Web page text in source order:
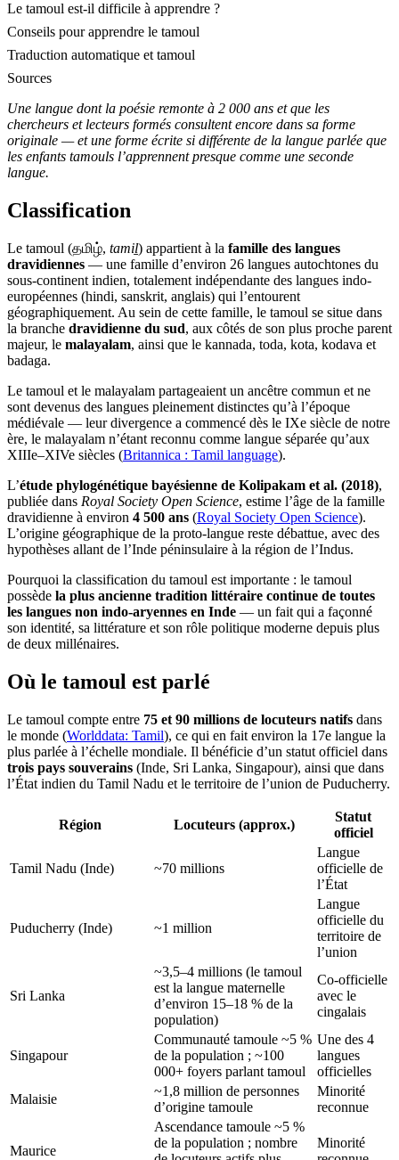
Le tamoul est-il difficile à apprendre ?
Conseils pour apprendre le tamoul
Traduction automatique et tamoul
Sources
Une langue dont la poésie remonte à 2 000 ans et que les
chercheurs et lecteurs formés consultent encore dans sa forme
originale — et une forme écrite si différente de la langue parlée que
les enfants tamouls l’apprennent presque comme une seconde
langue.
Classification
Le tamoul (தமிழ், tamiḻ) appartient à la famille des langues
dravidiennes — une famille d’environ 26 langues autochtones du
sous-continent indien, totalement indépendante des langues indo-
européennes (hindi, sanskrit, anglais) qui l’entourent
géographiquement. Au sein de cette famille, le tamoul se situe dans
la branche dravidienne du sud, aux côtés de son plus proche parent
majeur, le malayalam, ainsi que le kannada, toda, kota, kodava et
badaga.
Le tamoul et le malayalam partageaient un ancêtre commun et ne
sont devenus des langues pleinement distinctes qu’à l’époque
médiévale — leur divergence a commencé dès le IXe siècle de notre
ère, le malayalam n’étant reconnu comme langue séparée qu’aux
XIIIe–XIVe siècles (Britannica : Tamil language).
L’étude phylogénétique bayésienne de Kolipakam et al. (2018),
publiée dans Royal Society Open Science, estime l’âge de la famille
dravidienne à environ 4 500 ans (Royal Society Open Science).
L’origine géographique de la proto-langue reste débattue, avec des
hypothèses allant de l’Inde péninsulaire à la région de l’Indus.
Pourquoi la classification du tamoul est importante : le tamoul
possède la plus ancienne tradition littéraire continue de toutes
les langues non indo-aryennes en Inde — un fait qui a façonné
son identité, sa littérature et son rôle politique moderne depuis plus
de deux millénaires.
Où le tamoul est parlé
Le tamoul compte entre 75 et 90 millions de locuteurs natifs dans
le monde (Worlddata: Tamil), ce qui en fait environ la 17e langue la
plus parlée à l’échelle mondiale. Il bénéficie d’un statut officiel dans
trois pays souverains (Inde, Sri Lanka, Singapour), ainsi que dans
l’État indien du Tamil Nadu et le territoire de l’union de Puducherry.
Région Locuteurs (approx.)
Statut
officiel
Tamil Nadu (Inde) ~70 millions
Langue
officielle de
l’État
Puducherry (Inde) ~1 million
Langue
officielle du
territoire de
l’union
Sri Lanka
~3,5–4 millions (le tamoul
est la langue maternelle
d’environ 15–18 % de la
population)
Co-officielle
avec le
cingalais
Singapour
Communauté tamoule ~5 %
de la population ; ~100
000+ foyers parlant tamoul
Une des 4
langues
officielles
Malaisie
~1,8 million de personnes
d’origine tamoule
Minorité
reconnue
Maurice
Ascendance tamoule ~5 %
de la population ; nombre
Minorité